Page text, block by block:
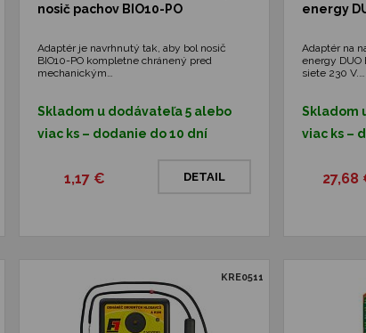
nosič pachov BIO10-PO
Adaptér je navrhnutý tak, aby bol nosič
BIO10-PO kompletne chránený pred
mechanickým…
Skladom u dodávateľa 5 alebo
viac ks – dodanie do 10 dní
1,17 € DETAIL
energy
Adaptér na
energy DUO
siete 230 V.…
Skladom
viac ks –
27,68
KRE0511